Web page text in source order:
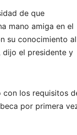
de que
mano amiga en el
su conocimiento al
dijo el presidente y
con los requisitos
por primera